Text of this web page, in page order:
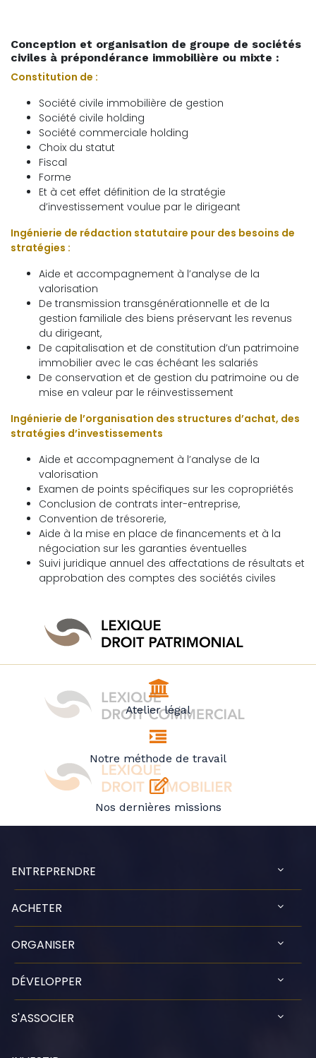
Conception et organisation de groupe de sociétés
civiles à prépondérance immobilière ou mixte :
Constitution de :
Société civile immobilière de gestion
Société civile holding
Société commerciale holding
Choix du statut
Fiscal
Forme
Et à cet effet définition de la stratégie
d’investissement voulue par le dirigeant
Ingénierie de rédaction statutaire pour des besoins de
stratégies :
Aide et accompagnement à l’analyse de la
valorisation
De transmission transgénérationnelle et de la
gestion familiale des biens préservant les revenus
du dirigeant,
De capitalisation et de constitution d’un patrimoine
immobilier avec le cas échéant les salariés
De conservation et de gestion du patrimoine ou de
mise en valeur par le réinvestissement
Ingénierie de l’organisation des structures d’achat, des
stratégies d’investissements
Aide et accompagnement à l’analyse de la
valorisation
Examen de points spécifiques sur les copropriétés
Conclusion de contrats inter-entreprise,
Convention de trésorerie,
Aide à la mise en place de financements et à la
négociation sur les garanties éventuelles
Suivi juridique annuel des affectations de résultats et
approbation des comptes des sociétés civiles
Atelier légal
Notre méthode de travail
Nos dernières missions
ENTREPRENDRE
ACHETER
ORGANISER
DÉVELOPPER
S'ASSOCIER